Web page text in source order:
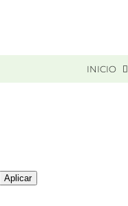
INICIO
Aplicar